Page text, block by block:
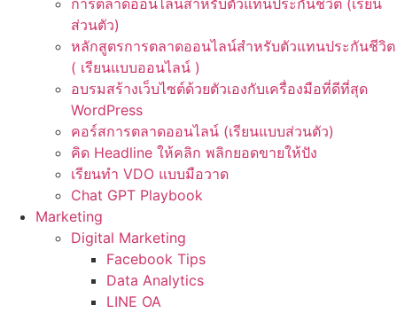
การตลาดออนไลน์สำหรับตัวแทนประกันชีวิต (เรียน
ส่วนตัว)
หลักสูตรการตลาดออนไลน์สำหรับตัวแทนประกันชีวิต
( เรียนแบบออนไลน์ )
อบรมสร้างเว็บไซต์ด้วยตัวเองกับเครื่องมือที่ดีที่สุด
WordPress
คอร์สการตลาดออนไลน์ (เรียนแบบส่วนตัว)
คิด Headline ให้คลิก พลิกยอดขายให้ปัง
เรียนทำ VDO แบบมือวาด
Chat GPT Playbook
Marketing
Digital Marketing
Facebook Tips
Data Analytics
LINE OA